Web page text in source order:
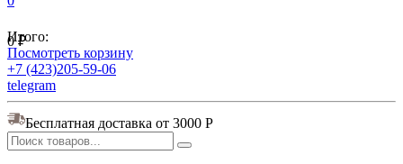
0₽
Итого:
Посмотреть корзину
+7 (423)205-59-06
telegram
Бесплатная доставка от 3000 Р